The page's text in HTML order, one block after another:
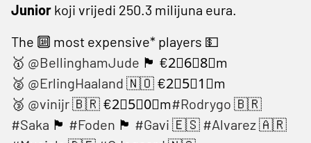
Junior koji vrijedi 250.3 milijuna eura.
The 🔟 most expensive* players 💵
🥇 @BellinghamJude 🏴󠁧󠁢󠁥󠁮󠁧󠁿 €2⃣6⃣8⃣m
🥈 @ErlingHaaland 🇳🇴 €2⃣5⃣1⃣m
🥉 @vinijr🇧🇷 €2⃣5⃣0⃣m#Rodrygo 🇧🇷
#Saka 🏴󠁧󠁢󠁥󠁮󠁧󠁿 #Foden 🏴󠁧󠁢󠁥󠁮󠁧󠁿 #Gavi 🇪🇸 #Alvarez🇦🇷